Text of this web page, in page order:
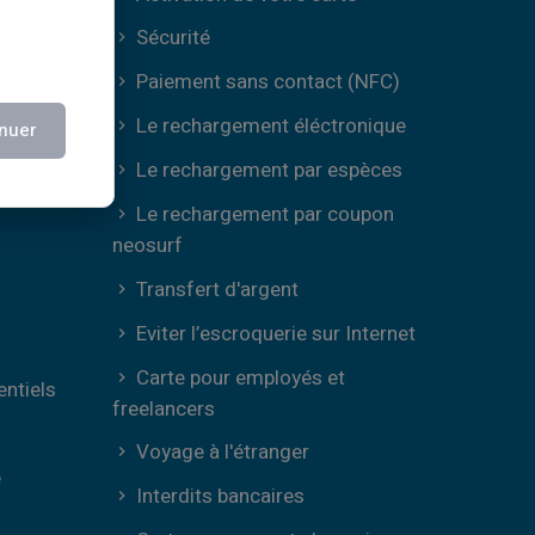
Sécurité
Paiement sans contact (NFC)
Le rechargement éléctronique
Le rechargement par espèces
Le rechargement par coupon
neosurf
Transfert d'argent
Eviter l’escroquerie sur Internet
Carte pour employés et
freelancers
Voyage à l'étranger
Interdits bancaires